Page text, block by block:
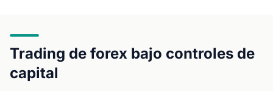
Trading de forex bajo controles de
capital